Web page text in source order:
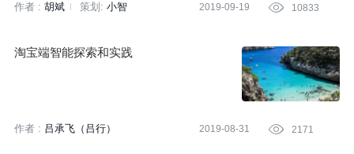
作者 : 胡斌 策划: 小智 2019-09-19  10833
淘宝端智能探索和实践
作者 : 吕承飞（吕行） 2019-08-31  2171